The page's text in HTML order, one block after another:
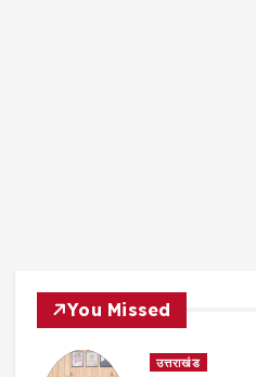
You Missed
उत्तराखंड